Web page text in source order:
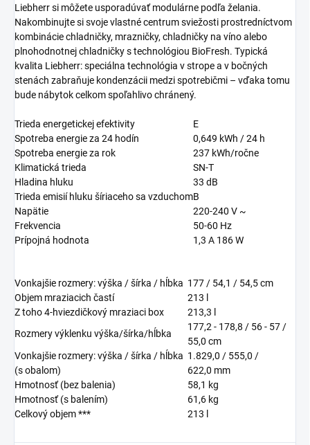
Liebherr si môžete usporadúvať modulárne podľa želania.
Nakombinujte si svoje vlastné centrum sviežosti prostredníctvom
kombinácie chladničky, mrazničky, chladničky na víno alebo
plnohodnotnej chladničky s technológiou BioFresh. Typická
kvalita Liebherr: speciálna technológia v strope a v bočných
stenách zabraňuje kondenzácii medzi spotrebičmi – vďaka tomu
bude nábytok celkom spoľahlivo chránený.
Trieda energetickej efektivity
E
Spotreba energie za 24 hodín
0,649 kWh / 24 h
Spotreba energie za rok
237 kWh/ročne
Klimatická trieda
SN-T
Hladina hluku
33 dB
Trieda emisií hluku šíriaceho sa vzduchomB
Napätie
220-240 V ~
Frekvencia
50-60 Hz
Prípojná hodnota
1,3 A 186 W
Vonkajšie rozmery: výška / šírka / hĺbka 177 / 54,1 / 54,5cm
Objem mraziacich častí
213
Z toho 4-hviezdičkový mraziaci box
213,3
Rozmery výklenku výška/šírka/hĺbka
177,2 - 178,8 / 56 - 57 /
55,0 cm
Vonkajšie rozmery: výška / šírka / hĺbka
(s obalom)
1.829,0 / 555,0 /
622,0 mm
Hmotnosť (bez balenia)
58,1 kg
Hmotnosť (s balením)
61,6 kg
Celkový objem ***
213